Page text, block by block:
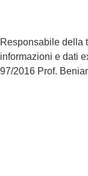
Responsabile della
informazioni e dati
97/2016 Prof.